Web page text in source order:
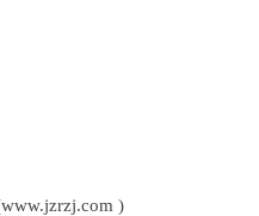
)